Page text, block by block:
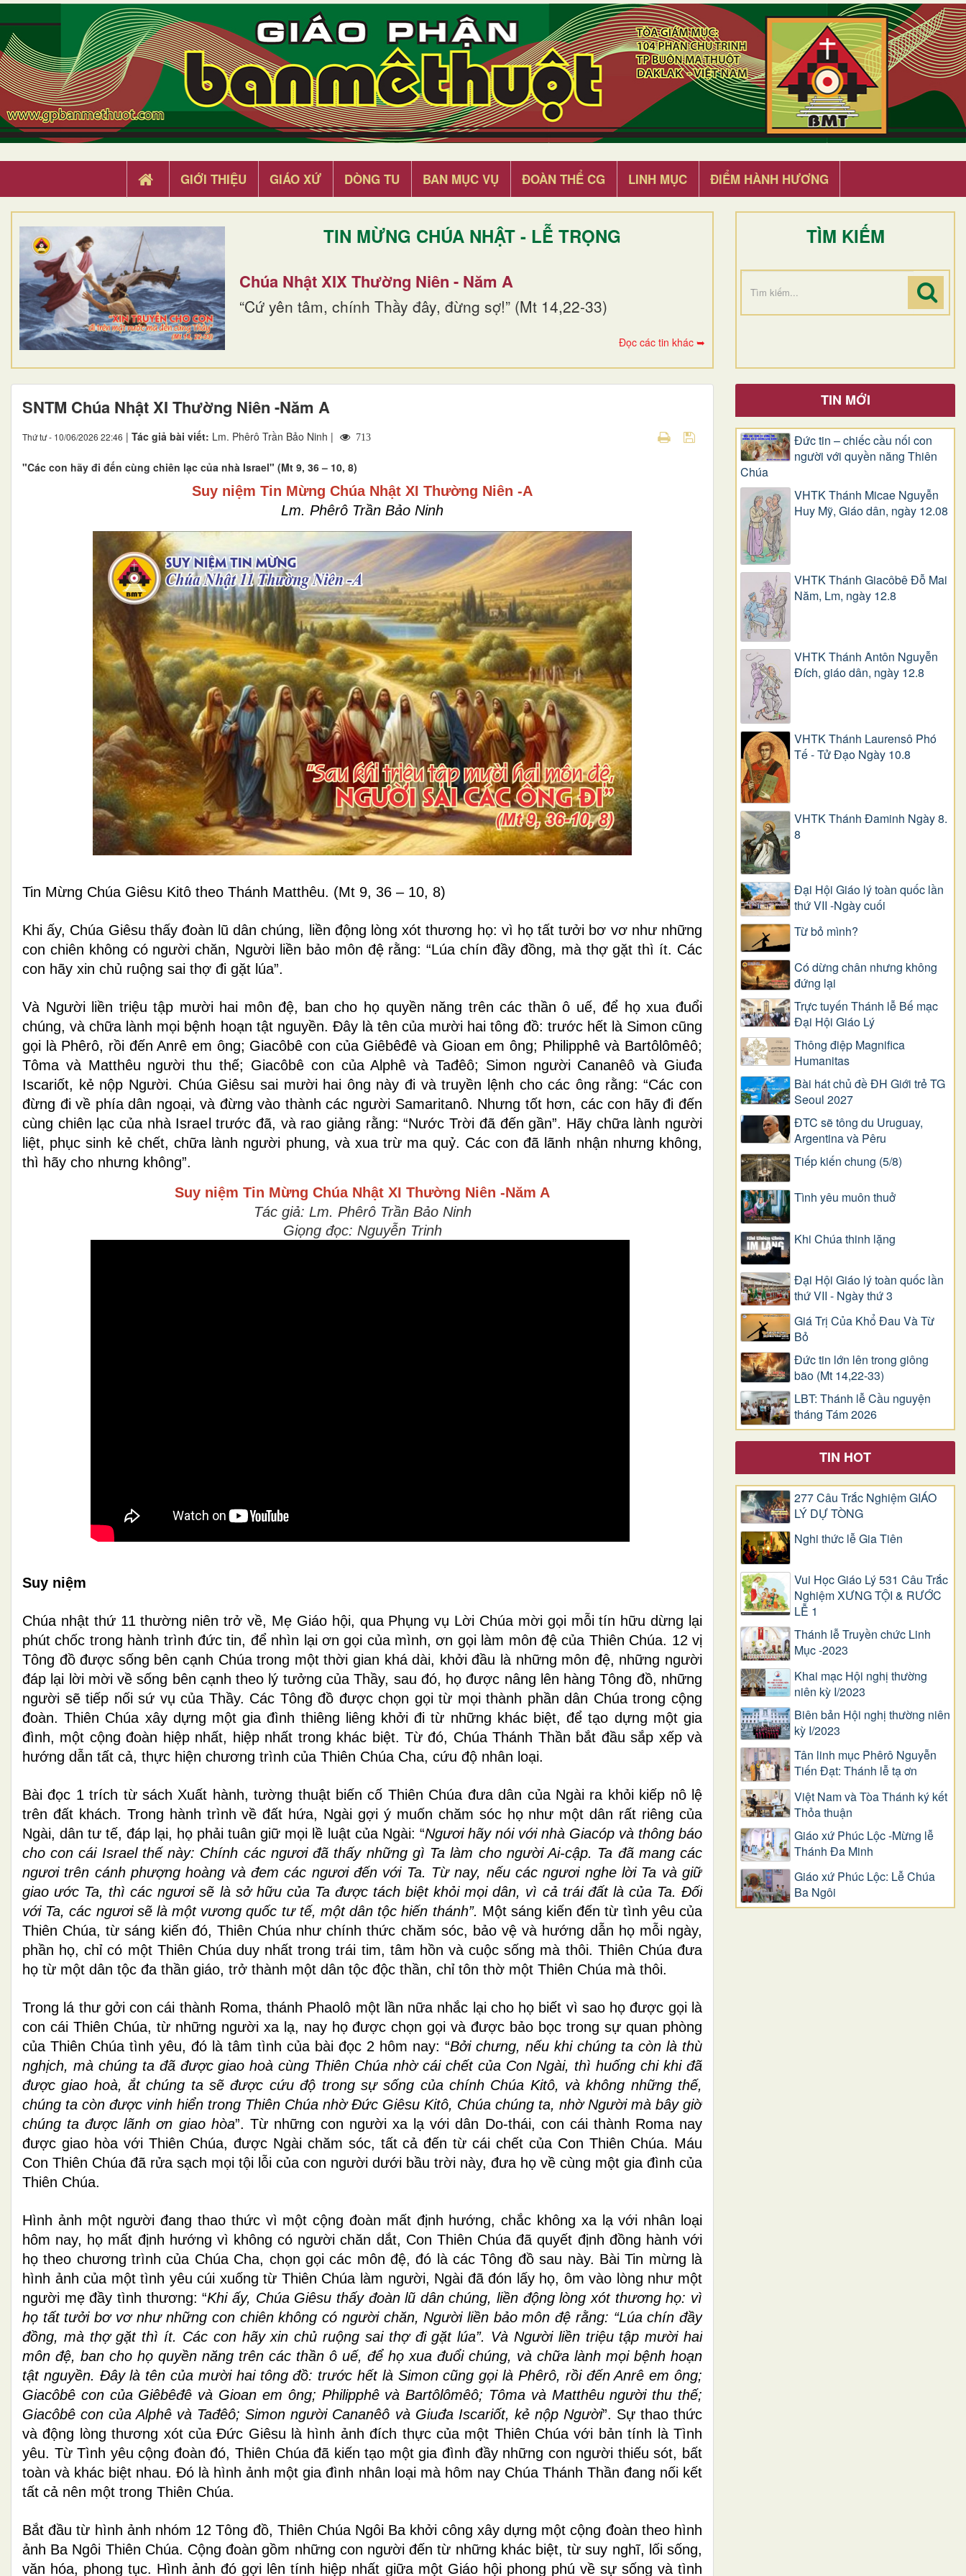
GIỚI THIỆU GIÁO XỨ DÒNG TU BAN MỤC VỤ ĐOÀN THỂ CG LINH MỤC ĐIỂM HÀNH HƯƠNG
TIN MỪNG CHÚA NHẬT - LỄ TRỌNG
Chúa Nhật XIX Thường Niên - Năm A
“Cứ yên tâm, chính Thầy đây, đừng sợ!” (Mt 14,22-33)
Đọc các tin khác ➥
TÌM KIẾM
SNTM Chúa Nhật XI Thường Niên -Năm A
Thứ tư - 10/06/2026 22:46 | Tác giả bài viết: Lm. Phêrô Trần Bảo Ninh | 713
"Các con hãy đi đến cùng chiên lạc của nhà Israel" (Mt 9, 36 – 10, 8)
Suy niệm Tin Mừng Chúa Nhật XI Thường Niên -A
Lm. Phêrô Trần Bảo Ninh
Tin Mừng Chúa Giêsu Kitô theo Thánh Matthêu. (Mt 9, 36 – 10, 8)
Khi ấy, Chúa Giêsu thấy đoàn lũ dân chúng, liền động lòng xót thương họ: vì họ tất tưởi bơ vơ như những
con chiên không có người chăn, Người liền bảo môn đệ rằng: “Lúa chín đầy đồng, mà thợ gặt thì ít. Các
con hãy xin chủ ruộng sai thợ đi gặt lúa”.
Và Người liền triệu tập mười hai môn đệ, ban cho họ quyền năng trên các thần ô uế, để họ xua đuổi
chúng, và chữa lành mọi bệnh hoạn tật nguyền. Ðây là tên của mười hai tông đồ: trước hết là Simon cũng
gọi là Phêrô, rồi đến Anrê em ông; Giacôbê con của Giêbêđê và Gioan em ông; Philipphê và Bartôlômêô;
Tôma và Matthêu người thu thế; Giacôbê con của Alphê và Tađêô; Simon người Cananêô và Giuđa
Iscariốt, kẻ nộp Người. Chúa Giêsu sai mười hai ông này đi và truyền lệnh cho các ông rằng: “Các con
đừng đi về phía dân ngoại, và đừng vào thành các người Samaritanô. Nhưng tốt hơn, các con hãy đi đến
cùng chiên lạc của nhà Israel trước đã, và rao giảng rằng: “Nước Trời đã đến gần”. Hãy chữa lành người
liệt, phục sinh kẻ chết, chữa lành người phung, và xua trừ ma quỷ. Các con đã lãnh nhận nhưng không,
thì hãy cho nhưng không”.
Suy niệm Tin Mừng Chúa Nhật XI Thường Niên -Năm A
Tác giả: Lm. Phêrô Trần Bảo Ninh
Giọng đọc: Nguyễn Trinh
Suy niệm
Chúa nhật thứ 11 thường niên trở về, Mẹ Giáo hội, qua Phụng vụ Lời Chúa mời gọi mỗi tín hữu dừng lại
phút chốc trong hành trình đức tin, để nhìn lại ơn gọi của mình, ơn gọi làm môn đệ của Thiên Chúa. 12 vị
Tông đồ được sống bên cạnh Chúa trong một thời gian khá dài, khởi đầu là những môn đệ, những người
đáp lại lời mời về sống bên cạnh theo lý tưởng của Thầy, sau đó, họ được nâng lên hàng Tông đồ, những
người sẽ tiếp nối sứ vụ của Thầy. Các Tông đồ được chọn gọi từ mọi thành phần dân Chúa trong cộng
đoàn. Thiên Chúa xây dựng một gia đình thiêng liêng khởi đi từ những khác biệt, để tạo dựng một gia
đình, một cộng đoàn hiệp nhất, hiệp nhất trong khác biệt. Từ đó, Chúa Thánh Thần bắt đầu sắp xếp và
hướng dẫn tất cả, thực hiện chương trình của Thiên Chúa Cha, cứu độ nhân loại.
Bài đọc 1 trích từ sách Xuất hành, tường thuật biến cố Thiên Chúa đưa dân của Ngài ra khỏi kiếp nô lệ
trên đất khách. Trong hành trình về đất hứa, Ngài gợi ý muốn chăm sóc họ như một dân rất riêng của
Ngài, dân tư tế, đáp lại, họ phải tuân giữ mọi lề luật của Ngài: “Ngươi hãy nói với nhà Giacóp và thông báo
cho con cái Israel thế này: Chính các ngươi đã thấy những gì Ta làm cho người Ai-cập. Ta đã mang các
ngươi trên cánh phượng hoàng và đem các ngươi đến với Ta. Từ nay, nếu các ngươi nghe lời Ta và giữ
giao ước Ta, thì các ngươi sẽ là sở hữu của Ta được tách biệt khỏi mọi dân, vì cả trái đất là của Ta. Ðối
với Ta, các ngươi sẽ là một vương quốc tư tế, một dân tộc hiến thánh”. Một sáng kiến đến từ tình yêu của
Thiên Chúa, từ sáng kiến đó, Thiên Chúa như chính thức chăm sóc, bảo vệ và hướng dẫn họ mỗi ngày,
phần họ, chỉ có một Thiên Chúa duy nhất trong trái tim, tâm hồn và cuộc sống mà thôi. Thiên Chúa đưa
họ từ một dân tộc đa thần giáo, trở thành một dân tộc độc thần, chỉ tôn thờ một Thiên Chúa mà thôi.
Trong lá thư gởi con cái thành Roma, thánh Phaolô một lần nữa nhắc lại cho họ biết vì sao họ được gọi là
con cái Thiên Chúa, từ những người xa lạ, nay họ được chọn gọi và được bảo bọc trong sự quan phòng
của Thiên Chúa tình yêu, đó là tâm tình của bài đọc 2 hôm nay: “Bởi chưng, nếu khi chúng ta còn là thù
nghịch, mà chúng ta đã được giao hoà cùng Thiên Chúa nhờ cái chết của Con Ngài, thì huống chi khi đã
được giao hoà, ắt chúng ta sẽ được cứu độ trong sự sống của chính Chúa Kitô, và không những thế,
chúng ta còn được vinh hiển trong Thiên Chúa nhờ Ðức Giêsu Kitô, Chúa chúng ta, nhờ Người mà bây giờ
chúng ta được lãnh ơn giao hòa”. Từ những con người xa lạ với dân Do-thái, con cái thành Roma nay
được giao hòa với Thiên Chúa, được Ngài chăm sóc, tất cả đến từ cái chết của Con Thiên Chúa. Máu
Con Thiên Chúa đã rửa sạch mọi tội lỗi của con người dưới bầu trời này, đưa họ về cùng một gia đình của
Thiên Chúa.
Hình ảnh một người đang thao thức vì một cộng đoàn mất định hướng, chắc không xa lạ với nhân loại
hôm nay, họ mất định hướng vì không có người chăn dắt, Con Thiên Chúa đã quyết định đồng hành với
họ theo chương trình của Chúa Cha, chọn gọi các môn đệ, đó là các Tông đồ sau này. Bài Tin mừng là
hình ảnh của một tình yêu cúi xuống từ Thiên Chúa làm người, Ngài đã đón lấy họ, ôm vào lòng như một
người mẹ đầy tình thương: “Khi ấy, Chúa Giêsu thấy đoàn lũ dân chúng, liền động lòng xót thương họ: vì
họ tất tưởi bơ vơ như những con chiên không có người chăn, Người liền bảo môn đệ rằng: “Lúa chín đầy
đồng, mà thợ gặt thì ít. Các con hãy xin chủ ruộng sai thợ đi gặt lúa”. Và Người liền triệu tập mười hai
môn đệ, ban cho họ quyền năng trên các thần ô uế, để họ xua đuổi chúng, và chữa lành mọi bệnh hoạn
tật nguyền. Ðây là tên của mười hai tông đồ: trước hết là Simon cũng gọi là Phêrô, rồi đến Anrê em ông;
Giacôbê con của Giêbêđê và Gioan em ông; Philipphê và Bartôlômêô; Tôma và Matthêu người thu thế;
Giacôbê con của Alphê và Tađêô; Simon người Cananêô và Giuđa Iscariốt, kẻ nộp Người”. Sự thao thức
và động lòng thương xót của Đức Giêsu là hình ảnh đích thực của một Thiên Chúa với bản tính là Tình
yêu. Từ Tình yêu cộng đoàn đó, Thiên Chúa đã kiến tạo một gia đình đầy những con người thiếu sót, bất
toàn và khác biệt nhau. Đó là hình ảnh một gia đình nhân loại mà hôm nay Chúa Thánh Thần đang nối kết
tất cả nên một trong Thiên Chúa.
Bắt đầu từ hình ảnh nhóm 12 Tông đồ, Thiên Chúa Ngôi Ba khởi công xây dựng một cộng đoàn theo hình
ảnh Ba Ngôi Thiên Chúa. Cộng đoàn gồm những con người đến từ những khác biệt, từ suy nghĩ, lối sống,
văn hóa, phong tục. Hình ảnh đó gợi lên tính hiệp nhất giữa một Giáo hội phong phú về sự sống và tình
TIN MỚI
Đức tin – chiếc cầu nối con
người với quyền năng Thiên
Chúa
VHTK Thánh Micae Nguyễn
Huy Mỹ, Giáo dân, ngày 12.08
VHTK Thánh Giacôbê Ðỗ Mai
Năm, Lm, ngày 12.8
VHTK Thánh Antôn Nguyễn
Ðích, giáo dân, ngày 12.8
VHTK Thánh Laurensô Phó
Tế - Tử Đạo Ngày 10.8
VHTK Thánh Đaminh Ngày 8.
8
Đại Hội Giáo lý toàn quốc lần
thứ VII -Ngày cuối
Từ bỏ mình?
Có dừng chân nhưng không
đứng lại
Trực tuyến Thánh lễ Bế mạc
Đại Hội Giáo Lý
Thông điệp Magnifica
Humanitas
Bài hát chủ đề ĐH Giới trẻ TG
Seoul 2027
ĐTC sẽ tông du Uruguay,
Argentina và Pêru
Tiếp kiến chung (5/8)
Tình yêu muôn thuở
Khi Chúa thinh lặng
Đại Hội Giáo lý toàn quốc lần
thứ VII - Ngày thứ 3
Giá Trị Của Khổ Ðau Và Từ
Bỏ
Đức tin lớn lên trong giông
bão (Mt 14,22-33)
LBT: Thánh lễ Cầu nguyện
tháng Tám 2026
TIN HOT
277 Câu Trắc Nghiệm GIÁO
LÝ DỰ TÒNG
Nghi thức lễ Gia Tiên
Vui Học Giáo Lý 531 Câu Trắc
Nghiệm XƯNG TỘI & RƯỚC
LỄ 1
Thánh lễ Truyền chức Linh
Mục -2023
Khai mạc Hội nghị thường
niên kỳ I/2023
Biên bản Hội nghị thường niên
kỳ I/2023
Tân linh mục Phêrô Nguyễn
Tiến Đạt: Thánh lễ tạ ơn
Việt Nam và Tòa Thánh ký kết
Thỏa thuận
Giáo xứ Phúc Lộc -Mừng lễ
Thánh Đa Minh
Giáo xứ Phúc Lộc: Lễ Chúa
Ba Ngôi